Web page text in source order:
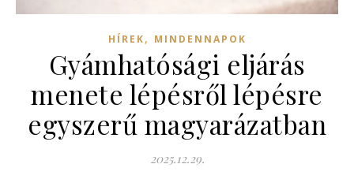
HÍREK, MINDENNAPOK
Gyámhatósági eljárás
menete lépésről lépésre
egyszerű magyarázatban
2025.12.29.